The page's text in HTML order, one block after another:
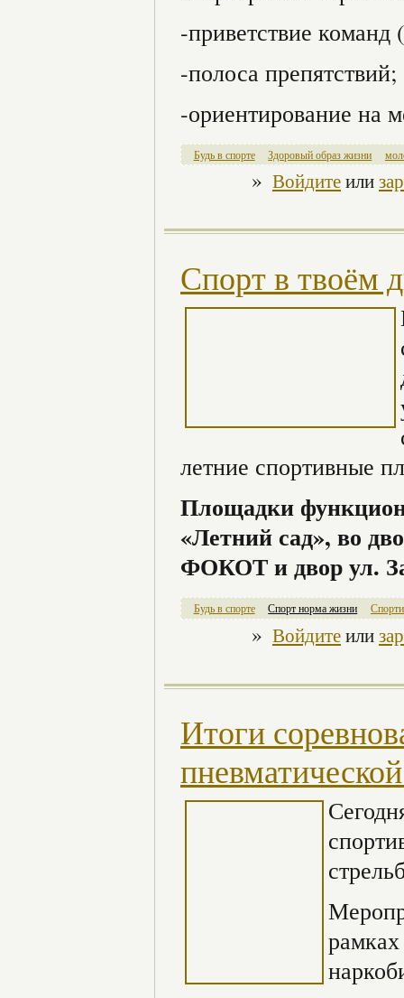
-приветствие
-полоса препятствий;
-ориентирование на
Будь в спорте Здоровый образ жизни
» Войдитеили
Спорт в твоём
летние спортивные
Площадки
«Летний сад», во
ФОКОТ и двор ул.
Будь в спорте Спорт норма жизни
» Войдитеили
Итоги